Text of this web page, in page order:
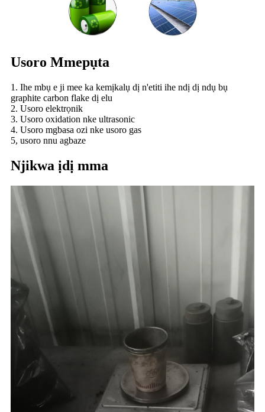
Usoro Mmepụta
1. Ihe mbụ e ji mee ka kemịkalụ dị n'etiti ihe ndị dị ndụ bụ
graphite carbon flake dị elu
2. Usoro elektrọnik
3. Usoro oxidation nke ultrasonic
4. Usoro mgbasa ozi nke usoro gas
5, usoro nnu agbaze
Njikwa ịdị mma